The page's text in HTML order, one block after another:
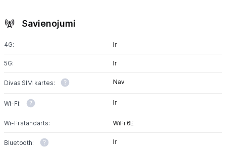
Savienojumi
4G: Ir
5G: Ir
Divas SIM kartes: Nav
Wi-Fi: Ir
Wi-Fi standarts: WiFi 6E
Bluetooth: Ir